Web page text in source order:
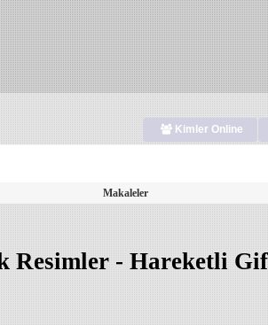
Kimler Online
Makaleler
Resimler - Hareketli